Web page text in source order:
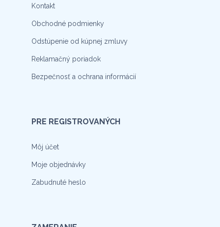
Kontakt
Obchodné podmienky
Odstúpenie od kúpnej zmluvy
Reklamačný poriadok
Bezpečnosť a ochrana informácií
PRE REGISTROVANÝCH
Môj účet
Moje objednávky
Zabudnuté heslo